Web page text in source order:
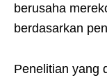
berusaha
berdasarkan
Penelitian yang